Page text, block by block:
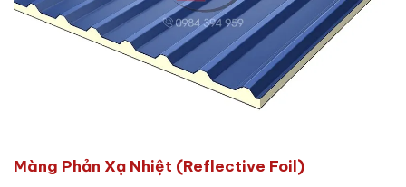
Màng Phản Xạ Nhiệt (Reflective Foil)